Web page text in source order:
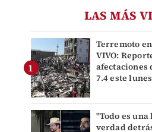
LAS MÁS
Terremoto
VIVO:
afectaciones
7.4 este
"Todo es una
verdad